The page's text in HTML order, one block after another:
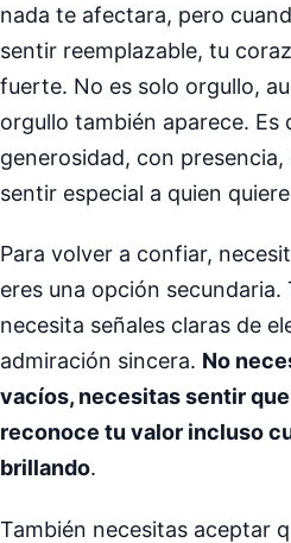
nada te afectara, pero
sentir reemplazable, tu
fuerte. No es solo orgullo,
orgullo también aparece. Es
generosidad, con
sentir especial a quien
Para volver a confiar,
eres una opción secundaria.
necesita señales claras de
admiración sincera. No
vacíos, necesitas sentir
reconoce tu valor incluso
brillando.
También necesitas aceptar